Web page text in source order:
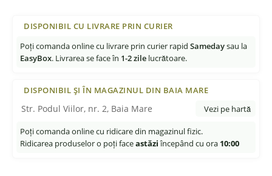
DISPONIBIL CU LIVRARE PRIN CURIER
Poți comanda online cu livrare prin curier rapid Samedaysau la
EasyBox. Livrarea se face în 1-2 zile lucrătoare.
DISPONIBIL ȘI ÎN MAGAZINUL DIN BAIA MARE
Str. Podul Viilor, nr. 2, Baia Mare Vezi pe hartă
Poți comanda online cu ridicare din magazinul fizic.
Ridicarea produselor o poți faceastăziîncepând cu ora 10:00